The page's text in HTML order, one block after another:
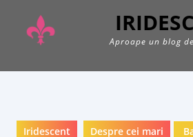
content
Aproape un blog
Iridescent Despre cei mari